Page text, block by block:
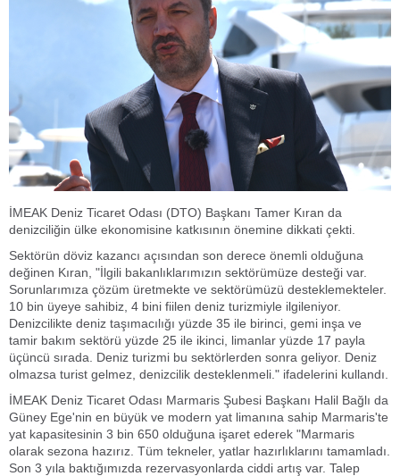
İMEAK Deniz Ticaret Odası (DTO) Başkanı Tamer Kıran da
denizciliğin ülke ekonomisine katkısının önemine dikkati çekti.
Sektörün döviz kazancı açısından son derece önemli olduğuna
değinen Kıran, "İlgili bakanlıklarımızın sektörümüze desteği var.
Sorunlarımıza çözüm üretmekte ve sektörümüzü desteklemekteler.
10 bin üyeye sahibiz, 4 bini fiilen deniz turizmiyle ilgileniyor.
Denizcilikte deniz taşımacılığı yüzde 35 ile birinci, gemi inşa ve
tamir bakım sektörü yüzde 25 ile ikinci, limanlar yüzde 17 payla
üçüncü sırada. Deniz turizmi bu sektörlerden sonra geliyor. Deniz
olmazsa turist gelmez, denizcilik desteklenmeli." ifadelerini kullandı.
İMEAK Deniz Ticaret Odası Marmaris Şubesi Başkanı Halil Bağlı da
Güney Ege'nin en büyük ve modern yat limanına sahip Marmaris'te
yat kapasitesinin 3 bin 650 olduğuna işaret ederek "Marmaris
olarak sezona hazırız. Tüm tekneler, yatlar hazırlıklarını tamamladı.
Son 3 yıla baktığımızda rezervasyonlarda ciddi artış var. Talep